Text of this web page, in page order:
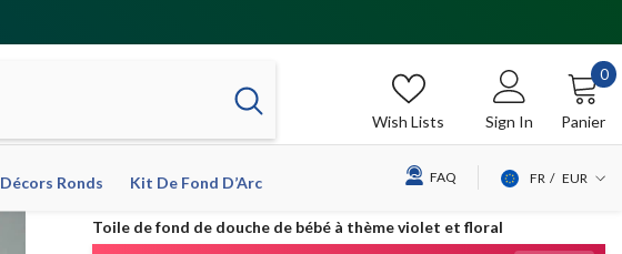
Wish Lists Sign In Panier
00
Décors Ronds Kit De Fond D’Arc FAQ FR
EUR
EUR
Toile de fond de douche de bébé à thème violet et floral